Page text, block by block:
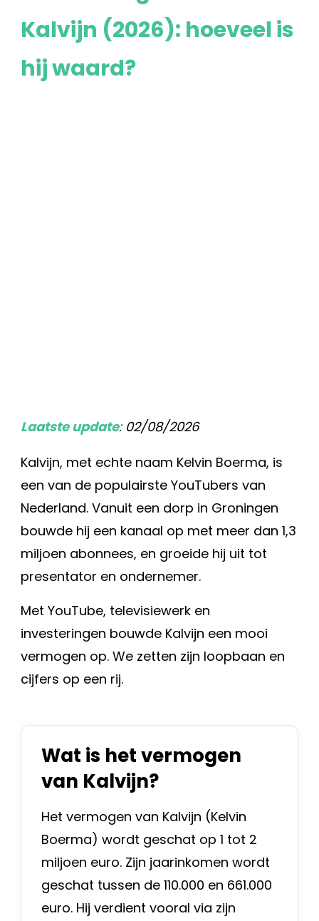
Kalvijn (2026): hoeveel is
hij waard?
Laatste update: 02/08/2026
Kalvijn, met echte naam Kelvin Boerma, is
een van de populairste YouTubers van
Nederland. Vanuit een dorp in Groningen
bouwde hij een kanaal op met meer dan 1,3
miljoen abonnees, en groeide hij uit tot
presentator en ondernemer.
Met YouTube, televisiewerk en
investeringen bouwde Kalvijn een mooi
vermogen op. We zetten zijn loopbaan en
cijfers op een rij.
Wat is het vermogen
van Kalvijn?
Het vermogen van Kalvijn (Kelvin
Boerma) wordt geschat op 1 tot 2
miljoen euro. Zijn jaarinkomen wordt
geschat tussen de 110.000 en 661.000
euro. Hij verdient vooral via zijn